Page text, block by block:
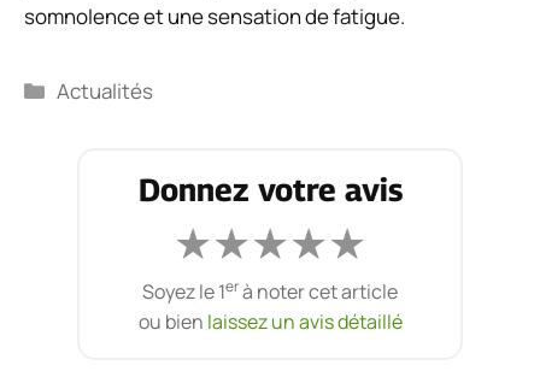
somnolence et une sensation de fatigue.
Catégories
Actualités
Donnez votre avis
★★★★★
Soyez le 1erà noter cet article
ou bien laissez un avis détaillé